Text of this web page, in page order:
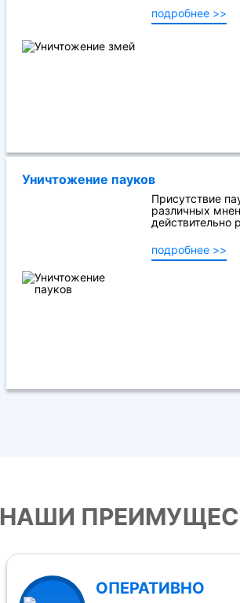
подробнее >>
Уничтожение пауков
Присутствие
различных
действительно
подробнее >>
НАШИ
ОПЕРАТИВНО